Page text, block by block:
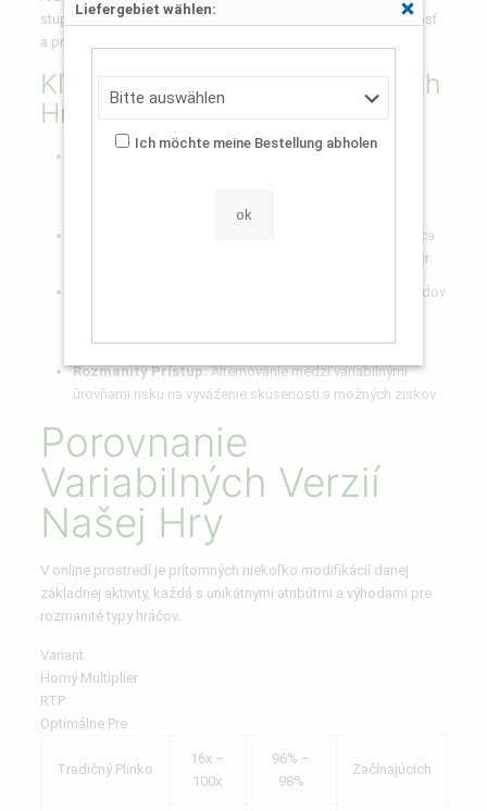
stupňa je zásadným prvkom, jenž transformuje celkovú hernosť
a pravdepodobné výnosy.
Kľúčové Taktiky Na Pokročilých
Hráčov
Výber nízkej volatility s menšími, no
Nebezpečná postup zameriavajúca
sa na okrajové násobitele s možnosťou masívnych výhier
Postupné navyšovanie vkladov
Rozmanitý Prístup:Alternovanie medzi variabilnými
úrovňami risku na vyváženie skúsenosti a možných ziskov
Porovnanie
Variabilných Verzií
Našej Hry
V online prostredí je prítomných niekoľko modifikácií danej
základnej aktivity, každá s unikátnymi atribútmi a výhodami pre
rozmanité typy hráčov.
Variant
Horný Multiplier
RTP
Optimálne Pre
Tradičný Plinko
16x –
100x
96% –
98%
Začínajúcich
Liefergebiet wählen: Schließen
Ich möchte meine Bestellung abholen